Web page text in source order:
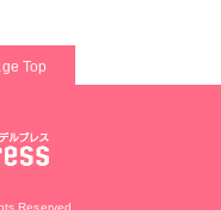
Top
Reserved.